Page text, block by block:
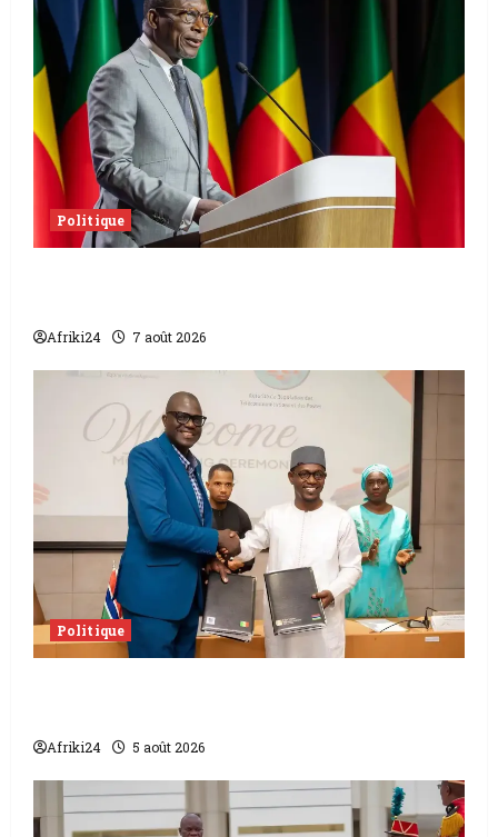
Politique
Afriki24 7 août 2026
Politique
Afriki24 5 août 2026